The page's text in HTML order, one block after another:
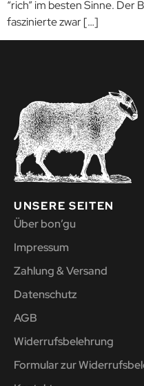
“rich” im besten Sinne.
faszinierte zwar […]
UNSERE SEITEN
Über bon’gu
Impressum
Zahlung & Versand
Datenschutz
AGB
Widerrufsbelehrung
Formular zur